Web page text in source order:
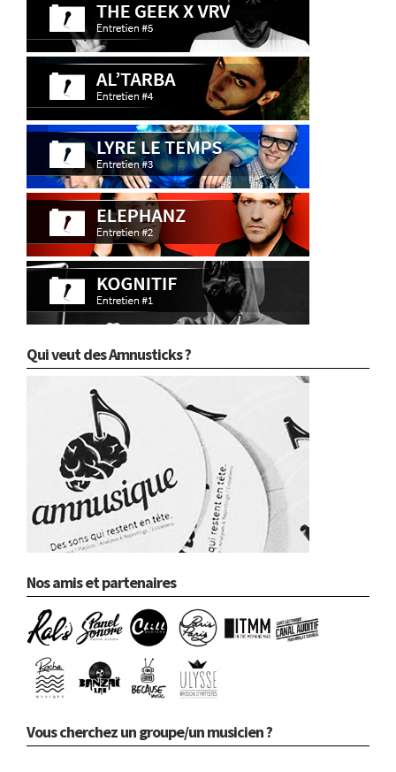
Qui veut des Amnusticks ?
Nos amis et partenaires
Vous cherchez un groupe/un musicien ?